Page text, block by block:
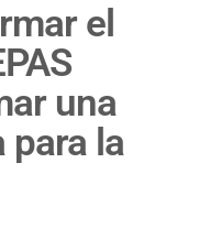
el
una
para la